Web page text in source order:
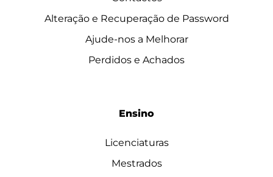
Alteração e Recuperação de Password
Ajude-nos a Melhorar
Perdidos e Achados
Ensino
Licenciaturas
Mestrados